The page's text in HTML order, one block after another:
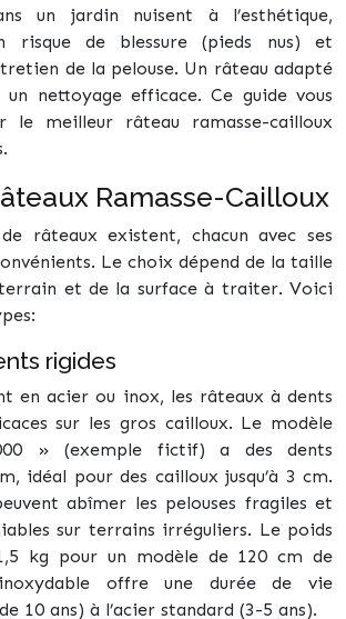
un jardin nuisent à l’esthétique,
risque de blessure (pieds nus) et
de la pelouse. Un râteau adapté
nettoyage efficace. Ce guide vous
le meilleur râteau ramasse-cailloux
Ramasse-Cailloux
râteaux existent, chacun avec ses
Le choix dépend de la taille
et de la surface à traiter. Voici
rigides
en acier ou inox, les râteaux à dents
sur les gros cailloux. Le modèle
» (exemple fictif) a des dents
idéal pour des cailloux jusqu’à 3 cm.
abîmer les pelouses fragiles et
sur terrains irréguliers. Le poids
kg pour un modèle de 120 cm de
offre une durée de vie
10 ans) à l’acier standard (3-5 ans).